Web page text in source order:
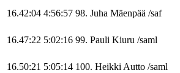
16.42:04 4:56:57 98. Juha Mäenpää /saf
16.47:22 5:02:16 99. Pauli Kiuru /saml
16.50:21 5:05:14 100. HeikkiAutto /saml